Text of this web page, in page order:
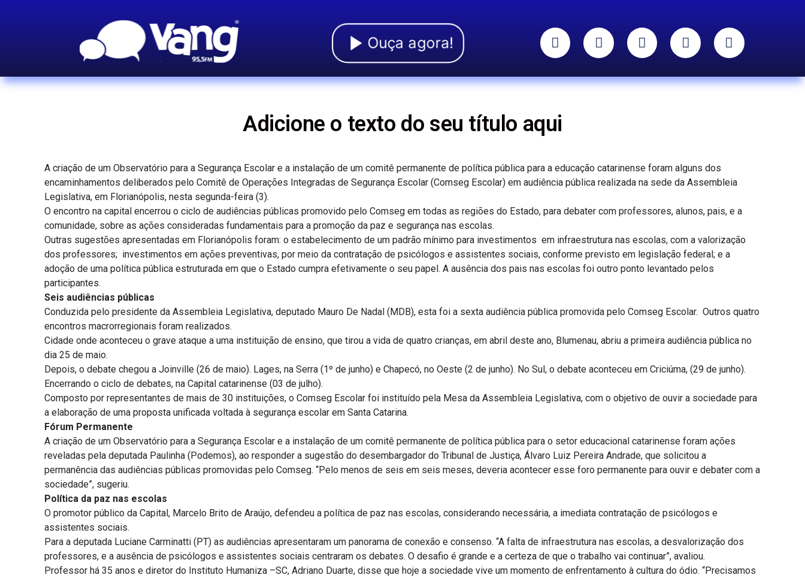
Ouça agora!
Adicione o texto do seu título aqui
A criação de um Observatório para a Segurança Escolar e a instalação de um comitê permanente de política pública para a educação catarinense foram alguns dos
encaminhamentos deliberados pelo Comitê de Operações Integradas de Segurança Escolar (Comseg Escolar) em audiência pública realizada na sede da Assembleia
Legislativa, em Florianópolis, nesta segunda-feira (3).
O encontro na capital encerrou o ciclo de audiências públicas promovido pelo Comseg em todas as regiões do Estado, para debater com professores, alunos, pais, e a
comunidade, sobre as ações consideradas fundamentais para a promoção da paz e segurança nas escolas.
Outras sugestões apresentadas em Florianópolis foram: o estabelecimento de um padrão mínimo para investimentos em infraestrutura nas escolas, com a valorização
dos professores; investimentos em ações preventivas, por meio da contratação de psicólogos e assistentes sociais, conforme previsto em legislação federal; e a
adoção de uma política pública estruturada em que o Estado cumpra efetivamente o seu papel. A ausência dos pais nas escolas foi outro ponto levantado pelos
participantes.
Seis audiências públicas
Conduzida pelo presidente da Assembleia Legislativa, deputado Mauro De Nadal (MDB), esta foi a sexta audiência pública promovida pelo Comseg Escolar. Outros quatro
encontros macrorregionais foram realizados.
Cidade onde aconteceu o grave ataque a uma instituição de ensino, que tirou a vida de quatro crianças, em abril deste ano, Blumenau, abriu a primeira audiência pública no
dia 25 de maio.
Depois, o debate chegou a Joinville (26 de maio). Lages, na Serra (1º de junho) e Chapecó, no Oeste (2 de junho). No Sul, o debate aconteceu em Criciúma, (29 de junho).
Encerrando o ciclo de debates, na Capital catarinense (03 de julho).
Composto por representantes de mais de 30 instituições, o Comseg Escolar foi instituído pela Mesa da Assembleia Legislativa, com o objetivo de ouvir a sociedade para
a elaboração de uma proposta unificada voltada à segurança escolar em Santa Catarina.
Fórum Permanente
A criação de um Observatório para a Segurança Escolar e a instalação de um comitê permanente de política pública para o setor educacional catarinense foram ações
reveladas pela deputada Paulinha (Podemos), ao responder a sugestão do desembargador do Tribunal de Justiça, Álvaro Luiz Pereira Andrade, que solicitou a
permanência das audiências públicas promovidas pelo Comseg. “Pelo menos de seis em seis meses, deveria acontecer esse foro permanente para ouvir e debater com a
sociedade”, sugeriu.
Política da paz nas escolas
O promotor público da Capital, Marcelo Brito de Araújo, defendeu a política de paz nas escolas, considerando necessária, a imediata contratação de psicólogos e
assistentes sociais.
Para a deputada Luciane Carminatti (PT) as audiências apresentaram um panorama de conexão e consenso. “A falta de infraestrutura nas escolas, a desvalorização dos
professores, e a ausência de psicólogos e assistentes sociais centraram os debates. O desafio é grande e a certeza de que o trabalho vai continuar”, avaliou.
Professor há 35 anos e diretor do Instituto Humaniza –SC, Adriano Duarte, disse que hoje a sociedade vive um momento de enfrentamento à cultura do ódio. “Precisamos